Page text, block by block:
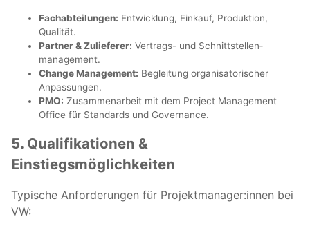
Fachabteilungen: Entwicklung, Einkauf, Produktion,
Qualität.
Partner & Zulieferer: Vertrags- und Schnittstellen­
management.
Change Management: Begleitung organisatorischer
Anpassungen.
PMO: Zusammenarbeit mit dem Project Management
Office für Standards und Governance.
5. Qualifikationen &
Einstiegsmöglichkeiten
Typische Anforderungen für Projektmanager:innen bei
VW: